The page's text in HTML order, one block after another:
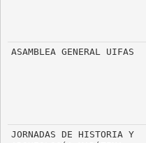
ASAMBLEA GENERAL UIFAS
JORNADAS DE HISTORIA Y